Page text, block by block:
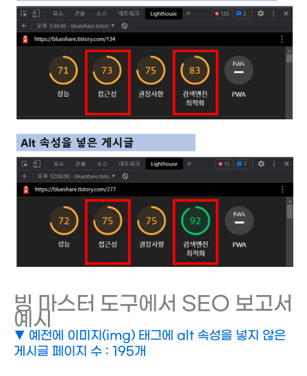
빙 마스터 도구에서 SEO 보고서
예시
▼ 예전에 이미지(img) 태그에 alt 속성을 넣지 않은
게시글 페이지 수 : 195개